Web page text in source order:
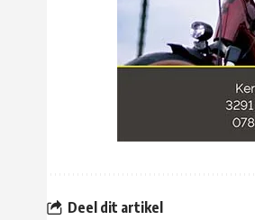
Deel dit artikel